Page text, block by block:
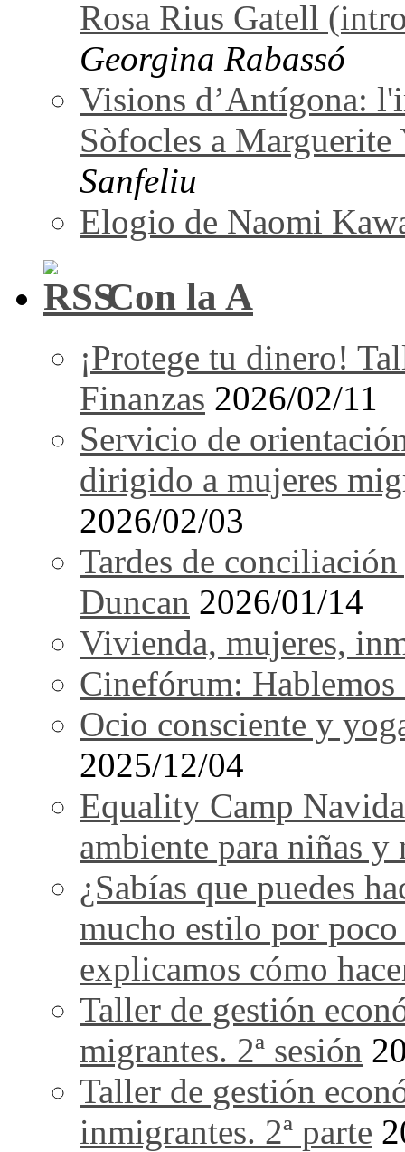
Rosa Rius Gatell
Georgina Rabassó
Visions d’Antígona:
Sòfocles a Marguerite
Sanfeliu
Elogio de Naomi
Con la A
¡Protege tu dinero!
Finanzas 2026/02/11
Servicio de
dirigido a mujeres
2026/02/03
Tardes de
Duncan 2026/01/14
Vivienda, mujeres,
Cinefórum:
Ocio consciente y
2025/12/04
Equality Camp
ambiente para niñas y
¿Sabías que puedes
mucho estilo por
explicamos cómo
Taller de gestión
migrantes. 2ª sesión
Taller de gestión
inmigrantes. 2ª parte